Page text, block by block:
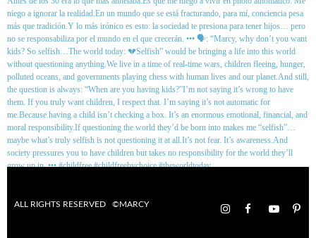
ALL RIGHTS RESERVED ©MARCY